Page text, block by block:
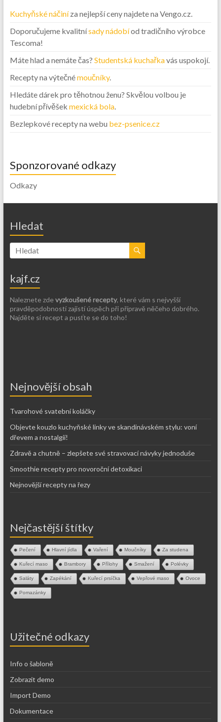
Kuchyňské náčiníza nejlepší ceny najdete na Vengo.cz.
Doporučujeme kvalitnísady nádobíod tradičního výrobce
Tescoma!
Máte hlad a nemáte čas? Studentská kuchařkavás uspokojí.
Recepty na výtečnémoučníky.
Hledáte dárek pro těhotnou ženu? Skvělou volbou je
hudební přívěšek mexická bola.
Bezlepkové recepty na webu bez-psenice.cz
Sponzorované odkazy
Odkazy
Hledat
kajf.cz
Naleznete zde vyzkoušené recepty, které vám s nejvyšší
pravděpodobností zajistí úspěch při přípravě něčeho dobrého.
Najděte si recept a pusťte se do toho!
Nejnovější obsah
Tvarohové svatební koláčky
Objevte kouzlo kuchyňské linky ve skandinávském stylu: voní
dřevem a nostalgií!
Zdravě a chutně – zlepšete své stravovací návyky jednoduše
Smoothie recepty pro novoroční detoxikaci
Nejnovější recepty na řezy
Nejčastější štítky
Pečení Hlavní jídla Vaření Moučníky Za studena
Kuřecí maso Brambory Přílohy Smažení Polévky
Saláty Zapékání Kuřecí prsíčka Vepřové maso Ovoce
Pomazánky
Užitečné odkazy
Info o šabloně
Zobrazit demo
Import Demo
Dokumentace